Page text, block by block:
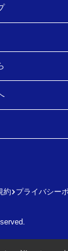
約 プライバシー